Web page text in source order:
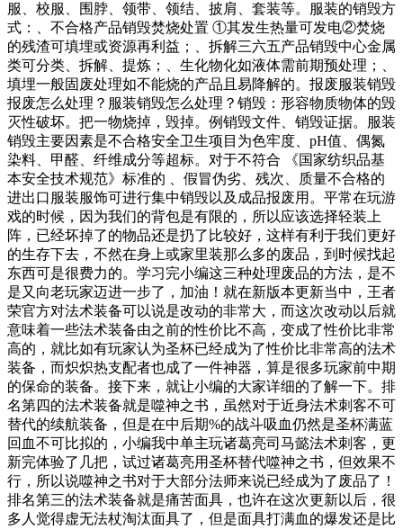
服、校服、围脖、领带、领结、披肩、套装等。服装的销毁方
式：、不合格产品销毁焚烧处置 ①其发生热量可发电②焚烧
的残渣可填埋或资源再利益；、拆解三六五产品销毁中心金属
类可分类、拆解、提炼；、生化物化如液体需前期预处理；、
填埋一般固废处理如不能烧的产品且易降解的。报废服装销毁
报废怎么处理？服装销毁怎么处理？销毁：形容物质物体的毁
灭性破坏。把一物烧掉，毁掉。例销毁文件、销毁证据。服装
销毁主要因素是不合格安全卫生项目为色牢度、pH值、偶氮
染料、甲醛、纤维成分等超标。对于不符合 《国家纺织品基
本安全技术规范》标准的 、假冒伪劣、残次、质量不合格的
进出口服装服饰可进行集中销毁以及成品报废用。平常在玩游
戏的时候，因为我们的背包是有限的，所以应该选择轻装上
阵，已经坏掉了的物品还是扔了比较好，这样有利于我们更好
的生存下去，不然在身上或家里装那么多的废品，到时候找起
东西可是很费力的。学习完小编这三种处理废品的方法，是不
是又向老玩家迈进一步了，加油！就在新版本更新当中，王者
荣官方对法术装备可以说是改动的非常大，而这次改动以后就
意味着一些法术装备由之前的性价比不高，变成了性价比非常
高的，就比如有玩家认为圣杯已经成为了性价比非常高的法术
装备，而炽炽热支配者也成了一件神器，算是很多玩家前中期
的保命的装备。接下来，就让小编的大家详细的了解一下。排
名第四的法术装备就是噬神之书，虽然对于近身法术刺客不可
替代的续航装备，但是在中后期%的战斗吸血仍然是圣杯满蓝
回血不可比拟的，小编我中单主玩诸葛亮司马懿法术刺客，更
新完体验了几把，试过诸葛亮用圣杯替代噬神之书，但效果不
行，所以说噬神之书对于大部分法师来说已经成为了废品了！
排名第三的法术装备就是痛苦面具，也许在这次更新以后，很
多人觉得虚无法杖淘汰面具了，但是面具打满血的爆发还是比